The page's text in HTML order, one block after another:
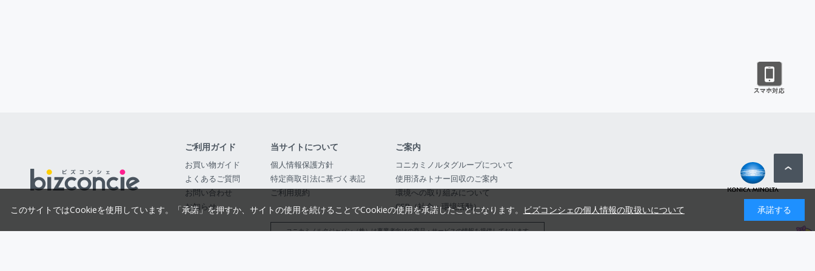
ご利用ガイド
お買い物ガイド
よくあるご質問
お問い合わせ
お知らせ
当サイトについて
個人情報保護方針
特定商取引法に基づく表記
ご利用規約
ご案内
コニカミノルタグループについて
使用済みトナー回収のご案内
環境への取り組みについて
CSR（社会・環境活動）
コニカミノルタジャパン（株）は事業者向けの商品・サービスの情報を提供しております
このサイトではCookieを使用しています。「承諾」を押すか、サイトの使用を続けることでCookieの使用を承諾したことになります。 ビズコンシェの個人情報の取扱いについて 承諾する